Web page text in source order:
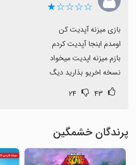
☆☆☆☆★
نسخه اخریو بذارید دیگ
۴۳ ۲۴
پرندگان خشمگین